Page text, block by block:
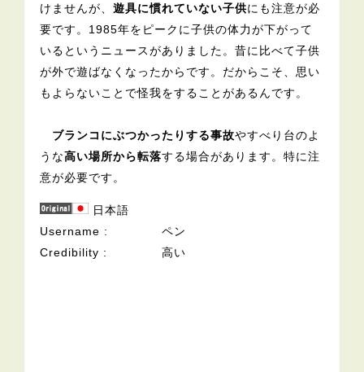
けませんが、遊具に慣れていない子供にも注意が必
要です。1985年をピークに子供の体力が下がって
いるというニュースがありました。昔に比べて子供
が外で遊ばなくなったからです。だからこそ、思い
もよらないことで怪我をすることがあるんです。
ブランコにぶつかったりする事故やすべり台のよ
うな高い場所から転落する場合があります。特に注
意が必要です。
日本語
Username
ペン
Credibility
高い